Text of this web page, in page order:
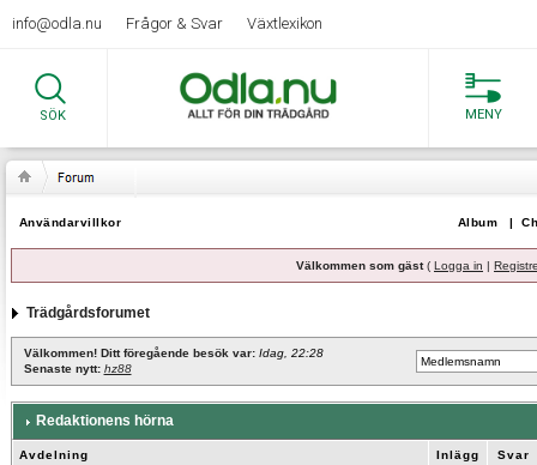
info@odla.nu Frågor & Svar Växtlexikon
SÖK MENY
Användarvillkor Album |
Välkommen som gäst( Logga in |
Trädgårdsforumet
Välkommen! Ditt föregående besök var: Idag, 22:28
Senaste nytt: hz88
Redaktionens hörna
Avdelning Inlägg Svar